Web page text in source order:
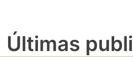
Últimas